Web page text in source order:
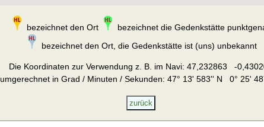
bezeichnet den Ort
bezeichnet die Gedenkstätte
bezeichnet den Ort, die Gedenkstätte ist (uns) unbekannt
Die Koordinaten zur Verwendung z. B. im Navi: 47,232863 -
umgerechnet in Grad / Minuten / Sekunden: 47° 13' 583'' N 0° 25'